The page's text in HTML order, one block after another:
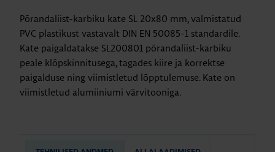
Põrandaliist-karbiku kate SL 20x80 mm, valmistatud
PVC plastikust vastavalt DIN EN 50085-1 standardile.
Kate paigaldatakse SL200801 põrandaliist-karbiku
peale klõpskinnitusega, tagades kiire ja korrektse
paigalduse ning viimistletud lõpptulemuse. Kate on
viimistletud alumiiniumi värvitooniga.